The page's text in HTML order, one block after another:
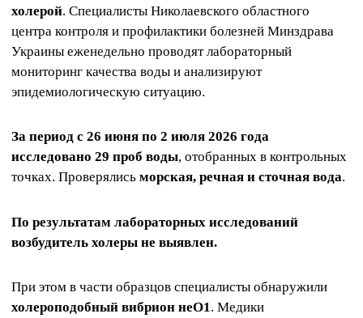
холерой. Специалисты Николаевского областного
центра контроля и профилактики болезней Минздрава
Украины еженедельно проводят лабораторный
мониторинг качества воды и анализируют
эпидемиологическую ситуацию.
За период с 26 июня по 2 июля 2026 года
исследовано 29 проб воды, отобранных в контрольных
точках. Проверялись морская, речная и сточная вода.
По результатам лабораторных исследований
возбудитель холеры не выявлен.
При этом в части образцов специалисты обнаружили
холероподобный вибрион неО1. Медики